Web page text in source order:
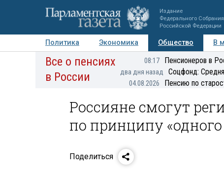
Издание
Федерального Собрания
Российской Федерации
Политика Экономика Общество В
Авторы Персоны Мнения Регионы
Все о пенсиях
в России
08:17 Пенсионеров в
два дня назад Соцфонд:
04.08.2026 Пенсию по
Россияне смогут
по принципу «одного
Поделиться